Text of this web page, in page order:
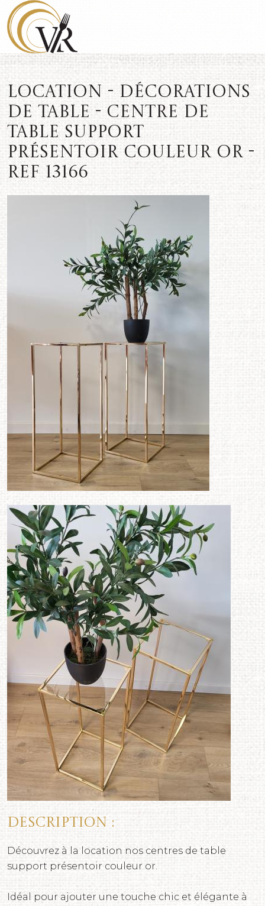
Location - Décorations
de table - Centre de
table support
présentoir couleur or -
REF 13166
Description :
Découvrez à la location nos centres de table
support présentoir couleur or.
Idéal pour ajouter une touche chic et élégante à